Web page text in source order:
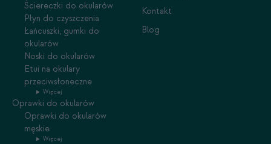
Ściereczki do okularów
Płyn do czyszczenia
Łańcuszki, gumki do
okularów
Noski do okularów
Etui na okulary
przeciwsłoneczne
Więcej
Oprawki do okularów
Oprawki do okularów
męskie
Więcej
Kontakt
Blog